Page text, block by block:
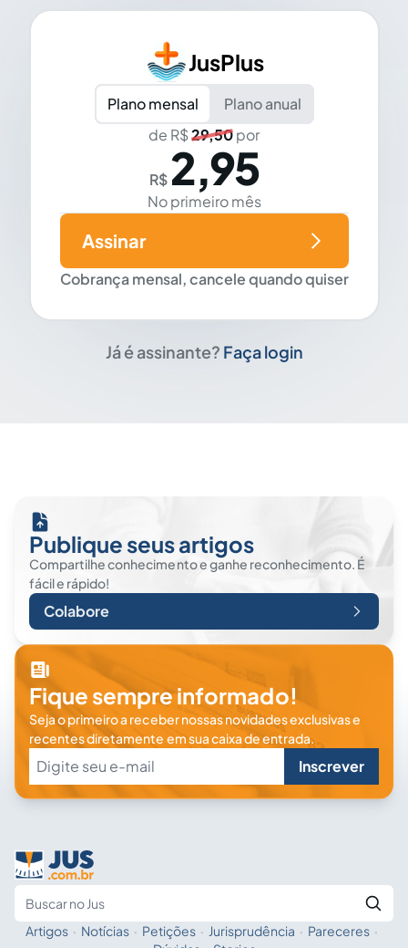
JusPlus
Plano mensal
Plano anual
de R$29,50por
R$ 2,95
No primeiro mês
Cobrança mensal, cancele quando quiser
Assinar
Já é assinante? Faça login
Publique seus artigos
Compartilhe conhecimento e ganhe reconhecimento. É
fácil e rápido!
Colabore
Fique sempre informado!
Seja o primeiro a receber nossas novidades exclusivas e
recentes diretamente em sua caixa de entrada.
Inscrever
Artigos · Notícias · Petições · Jurisprudência · Pareceres ·